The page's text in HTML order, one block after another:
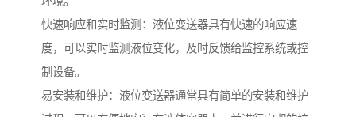
快速响应和实时监测：液位变送器具有快速的响应速
度，可以实时监测液位变化，及时反馈给监控系统或控
制设备。
易安装和维护：液位变送器通常具有简单的安装和维护